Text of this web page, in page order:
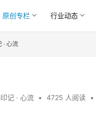
原创专栏 行业动态
· 心流
记 · 心流 • 4725 人阅读 •